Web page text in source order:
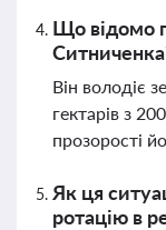
Що відомо
Він володіє
гектарів з
прозорості
Як ця
ротацію в